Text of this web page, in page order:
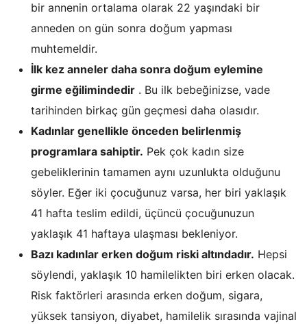
bir annenin ortalama olarak 22 yaşındaki bir
anneden on gün sonra doğum yapması
muhtemeldir.
İlk kez anneler daha sonra doğum eylemine
girme eğilimindedir . Bu ilk bebeğinizse, vade
tarihinden birkaç gün geçmesi daha olasıdır.
Kadınlar genellikle önceden belirlenmiş
programlara sahiptir. Pek çok kadın size
gebeliklerinin tamamen aynı uzunlukta olduğunu
söyler. Eğer iki çocuğunuz varsa, her biri yaklaşık
41 hafta teslim edildi, üçüncü çocuğunuzun
yaklaşık 41 haftaya ulaşması bekleniyor.
Bazı kadınlar erken doğum riski altındadır. Hepsi
söylendi, yaklaşık 10 hamilelikten biri erken olacak.
Risk faktörleri arasında erken doğum, sigara,
yüksek tansiyon, diyabet, hamilelik sırasında vajinal